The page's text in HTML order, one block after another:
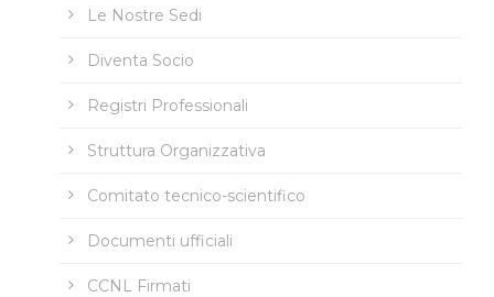
Le Nostre Sedi
Diventa Socio
Registri Professionali
Struttura Organizzativa
Comitato tecnico-scientifico
Documenti ufficiali
CCNL Firmati